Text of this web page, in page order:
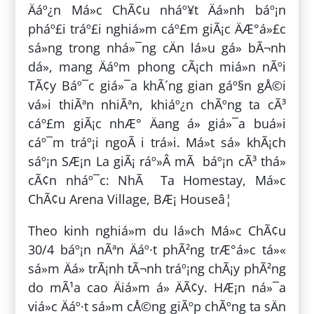
Äáº¿n Má»c ChÃ¢u nháº¥t Äá»nh báº¡n
pháº£i tráº£i nghiá»m cáº£m giÃ¡c ÄÆ°á»£c
sá»ng trong nhá»¯ng cÄn lá»u gá» bÃ¬nh
dá», mang Äáº­m phong cÃ¡ch miá»n nÃºi
TÃ¢y Báº¯c giá»¯a khÃ´ng gian gáº§n gÅ©i
vá»i thiÃªn nhiÃªn, khiáº¿n chÃºng ta cÃ³
cáº£m giÃ¡c nhÆ° Äang á» giá»¯a buá»i
cáº¯m tráº¡i ngoÃ i trá»i. Má»t sá» khÃ¡ch
sáº¡n SÆ¡n La giÃ¡ ráº»Â mÃ báº¡n cÃ³ thá»
cÃ¢n nháº¯c: NhÃ Ta Homestay, Má»c
ChÃ¢u Arena Village, BÆ¡ Houseâ¦
Theo kinh nghiá»m du lá»ch Má»c ChÃ¢u
30/4 báº¡n nÃªn Äáº·t phÃ²ng trÆ°á»c tá»«
sá»m Äá» trÃ¡nh tÃ¬nh tráº¡ng chÃ¡y phÃ²ng
do mÃ¹a cao Äiá»m á» ÄÃ¢y. HÆ¡n ná»¯a
viá»c Äáº·t sá»m cÅ©ng giÃºp chÃºng ta sÄn